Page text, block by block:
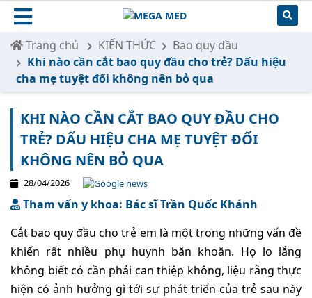
Trang chủ KIẾN THỨC
Bao quy đầu
Khi nào cần cắt bao quy đầu cho trẻ? Dấu hiệu
cha mẹ tuyệt đối không nên bỏ qua
KHI NÀO CẦN CẮT BAO QUY ĐẦU CHO
TRẺ? DẤU HIỆU CHA MẸ TUYỆT ĐỐI
KHÔNG NÊN BỎ QUA
28/04/2026
Tham vấn y khoa: Bác sĩ Trần Quốc Khánh
Cắt bao quy đầu cho trẻ em là một trong những vấn đề
khiến rất nhiều phụ huynh băn khoăn. Họ lo lắng
không biết có cần phải can thiệp không, liệu rằng thực
hiện có ảnh hưởng gì tới sự phát triển của trẻ sau này